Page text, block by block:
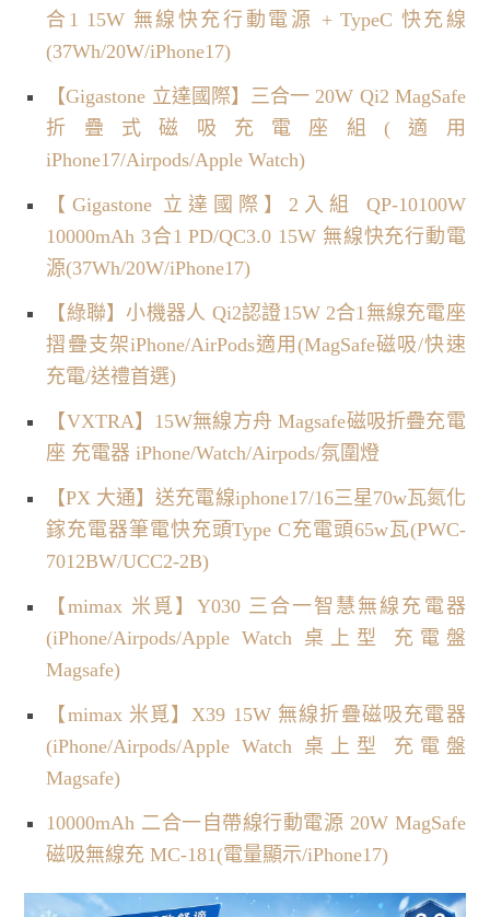
合1 15W 無線快充行動電源 + TypeC 快充線
(37Wh/20W/iPhone17)
【Gigastone 立達國際】三合一 20W Qi2 MagSafe
折疊式磁吸充電座組(適用
iPhone17/Airpods/Apple Watch)
【Gigastone 立達國際】2入組 QP-10100W
10000mAh 3合1 PD/QC3.0 15W 無線快充行動電
源(37Wh/20W/iPhone17)
【綠聯】小機器人 Qi2認證15W 2合1無線充電座
摺疊支架iPhone/AirPods適用(MagSafe磁吸/快速
充電/送禮首選)
【VXTRA】15W無線方舟 Magsafe磁吸折疊充電
座 充電器 iPhone/Watch/Airpods/氛圍燈
【PX 大通】送充電線iphone17/16三星70w瓦氮化
鎵充電器筆電快充頭Type C充電頭65w瓦(PWC-
7012BW/UCC2-2B)
【mimax 米覓】Y030 三合一智慧無線充電器
(iPhone/Airpods/Apple Watch 桌上型 充電盤
Magsafe)
【mimax 米覓】X39 15W 無線折疊磁吸充電器
(iPhone/Airpods/Apple Watch 桌上型 充電盤
Magsafe)
10000mAh 二合一自帶線行動電源 20W MagSafe
磁吸無線充 MC-181(電量顯示/iPhone17)